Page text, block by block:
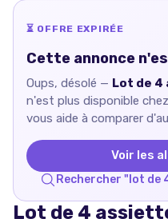
⏳ OFFRE EXPIRÉE
Cette annonce
Oups, désolé — Lot de 4
n'est plus disponible chez
vous aide à comparer
Voir les
Rechercher " lot de
Lot de 4